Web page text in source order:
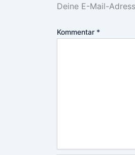
Deine E-Mail-
Kommentar *